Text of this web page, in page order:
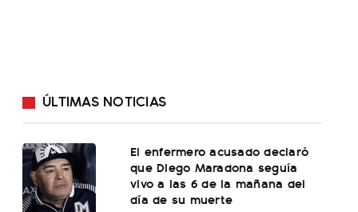
ÚLTIMAS NOTICIAS
El enfermero acusado declaró
que Diego Maradona seguía
vivo a las 6 de la mañana del
día de su muerte